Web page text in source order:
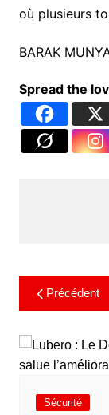
où plusieurs
BARAK
Spread the
Précédent
Sécurité